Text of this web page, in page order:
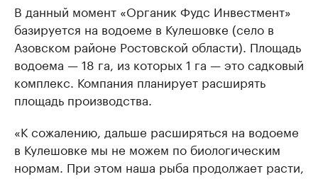
В данный момент «Органик Фудс Инвестмент»
базируется на водоеме в Кулешовке (село в
Азовском районе Ростовской области). Площадь
водоема — 18 га, из которых 1 га — это садковый
комплекс. Компания планирует расширять
площадь производства.
«К сожалению, дальше расширяться на водоеме
в Кулешовке мы не можем по биологическим
нормам. При этом наша рыба продолжает расти,